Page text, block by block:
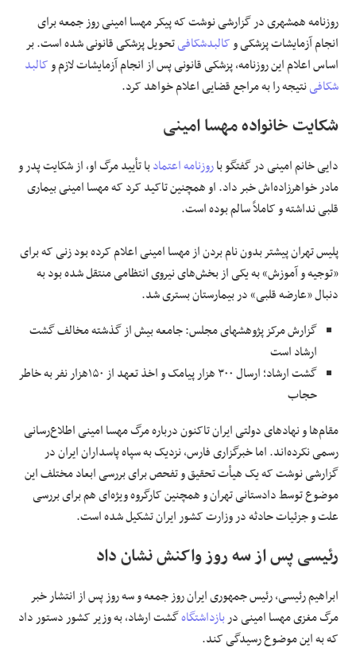
فرهنگی و هنری
مقالات
روزنامه همشهری در گزارشی نوشت که پیکر مهسا امینی روز جمعه برای
انجام آزمایشات پزشکی وکالبدشکافیتحویل پزشکی قانونی شده است. بر
اساس اعلام این روزنامه، پزشکی قانونی پس از انجام آزمایشات لازم وکالبد
شکافینتیجه را به مراجع قضایی اعلام خواهد کرد.
شکایت خانواده مهسا امینی
دایی خانم امینی در گفتگو باروزنامه اعتمادبا تأیید مرگ او، از شکایت پدر و
مادر خواهرزاده‌اش خبر داد. او همچنین تاکید کرد که مهسا امینی بیماری
قلبی نداشته و کاملاً سالم بوده است.
پلیس تهران پیشتر بدون نام بردن از مهسا امینی اعلام کرده بود زنی که برای
«توجیه و آموزش» به یکی از بخش‌های نیروی انتظامی منتقل شده بود به
دنبال «عارضه قلبی» در بیمارستان بستری شد.
گزارش مرکز پژوهشهای مجلس: جامعه بیش از گذشته مخالف گشت
ارشاد است
گشت ارشاد؛ ارسال ۳۰۰ هزار پیامک و اخذ تعهد از ۱۵۰هزار نفر به خاطر
حجاب
مقام‌ها و نهادهای دولتی ایران تاکنون درباره مرگ مهسا امینی اطلاع‌رسانی
رسمی نکرده‌اند. اما خبرگزاری فارس، نزدیک به سپاه پاسداران ایران در
گزارشی نوشت که یک هیأت تحقیق و تفحص برای بررسی ابعاد مختلف این
موضوع توسط دادستانی تهران و همچنین کارگروه ویژه‌ای هم برای بررسی
علت و جزئیات حادثه در وزارت کشور ایران تشکیل شده است.
رئیسی پس از سه روز واکنش نشان داد
ابراهیم رئیسی، رئیس جمهوری ایران روز جمعه و سه روز پس از انتشار خبر
مرگ مغزی مهسا امینی دربازداشتگاهگشت ارشاد، به وزیر کشور دستور داد
که به این موضوع رسیدگی کند.